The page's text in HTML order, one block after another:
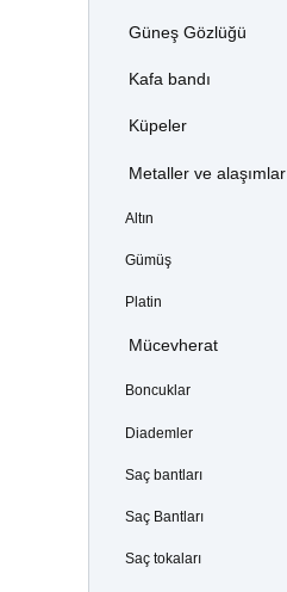
Güneş Gözlüğü
Kafa bandı
Küpeler
Metaller ve alaşımlar
Altın
Gümüş
Platin
Mücevherat
Boncuklar
Diademler
Saç bantları
Saç Bantları
Saç tokaları